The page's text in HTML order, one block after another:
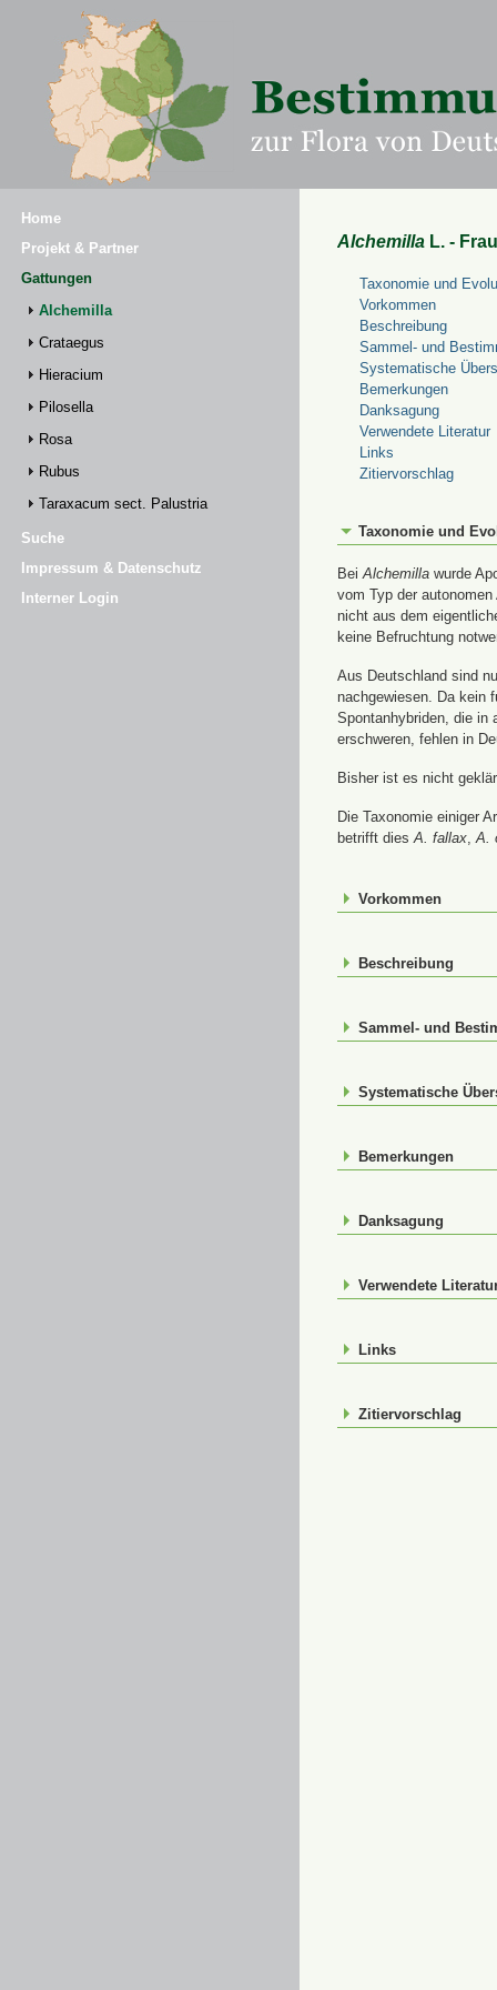
Home
Projekt & Partner
Gattungen
Alchemilla
Crataegus
Hieracium
Pilosella
Rosa
Rubus
Taraxacum sect. Palustria
Suche
Impressum & Datenschutz
Interner Login
Alchemilla L. -
Taxonomie und
Vorkommen
Beschreibung
Sammel- und
Systematische
Bemerkungen
Danksagung
Verwendete Literatur
Links
Zitiervorschlag
Taxonomie und
BeiAlchemilla wurde
vom Typ der
nicht aus dem
keine Befruchtung
Aus Deutschland sind
nachgewiesen. Da kein
Spontanhybriden, die in
erschweren, fehlen in
Bisher ist es nicht
Die Taxonomie einiger
betrifft diesA. fallax,A.
Vorkommen
Beschreibung
Sammel- und
Systematische
Bemerkungen
Danksagung
Verwendete
Links
Zitiervorschlag